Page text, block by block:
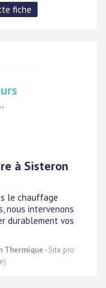
à Sisteron
le chauffage
nous intervenons
durablement vos
Thermique- Site pro